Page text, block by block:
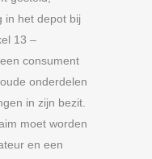
in het depot bij
13 –
consument
onderdelen
in zijn bezit.
moet worden
en een